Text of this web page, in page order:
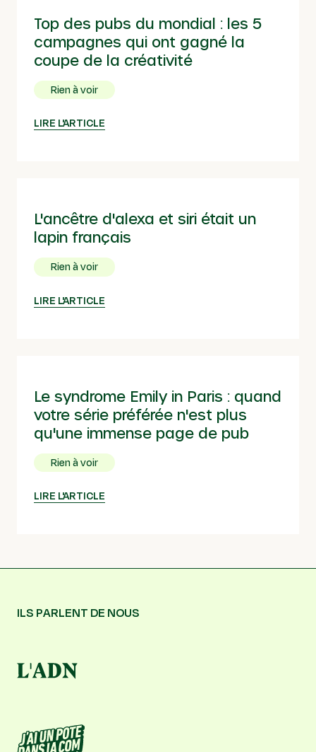
Top des pubs du mondial : les 5
campagnes qui ont gagné la
coupe de la créativité
Rien à voir
LIRE L'ARTICLE
L'ancêtre d'alexa et siri était un
lapin français
Rien à voir
LIRE L'ARTICLE
Le syndrome Emily in Paris : quand
votre série préférée n'est plus
qu'une immense page de pub
Rien à voir
LIRE L'ARTICLE
ILS PARLENT DE NOUS